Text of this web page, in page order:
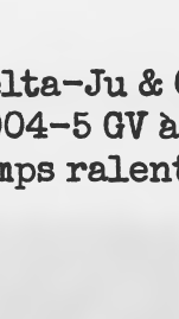
Ju &
5 GV